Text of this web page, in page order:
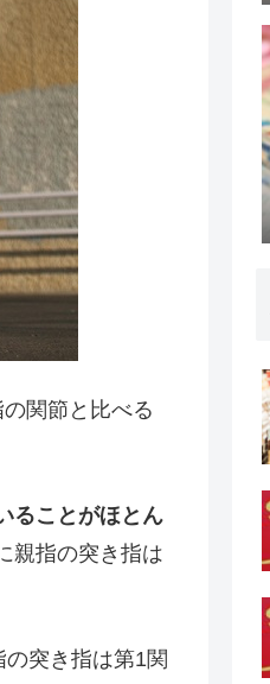
関節と比べる
ることがほとん
親指の突き指は
突き指は第1関